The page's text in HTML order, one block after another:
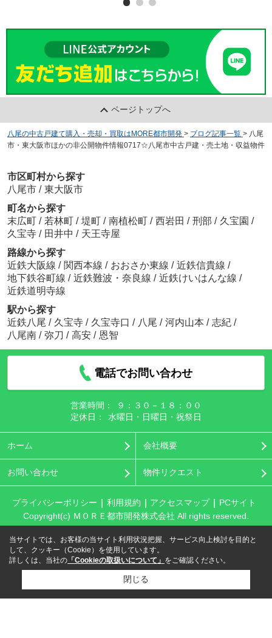
ページトップへ
八尾の中古戸建て購入・売却・買取はMORE都市開発 > ブログ記事一覧 > 八尾
市・東大阪市ほかの非公開物件情報0717☆八尾市中古戸建・売土地・収益物件
市区町村から探す
八尾市 / 東大阪市
町名から探す
末広町 / 若林町 / 堤町 / 南植松町 / 西岩田 / 刑部 / 久宝園 /
久宝寺 / 田井中 / 天王寺屋
路線から探す
近鉄大阪線 / 関西本線 / おおさか東線 / 近鉄信貴線 /
地下鉄谷町線 / 近鉄難波・奈良線 / 近鉄けいはんな線 /
近鉄道明寺線
駅から探す
近鉄八尾 / 久宝寺 / 久宝寺口 / 八尾 / 河内山本 / 志紀 /
八尾南 / 弥刀 / 高安 / 恩智
電話でお問い合わせ
営業時間：
９：３０－１８：００
定休日：
水曜日・日曜日・祝祭日
ホーム 会社概要
お問い合わせ 物件リクエスト
プライバシーポリシー 利用規約 アクセスマップ
PCサイト
Copyright(c) ＭＯＲＥ都市開発株式会社 All rights reserved.
当サイトでは、お客様の当サイト利用状況把握、サービス向上検討を目的と
して、クッキー（Cookie）を使用しています。
詳しくは、当社の 「Cookieの取扱いについて」 をご確認ください。
閉じる